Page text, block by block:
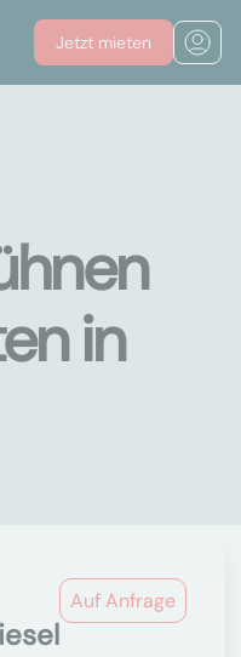
Jetzt mieten
in
Auf Anfrage